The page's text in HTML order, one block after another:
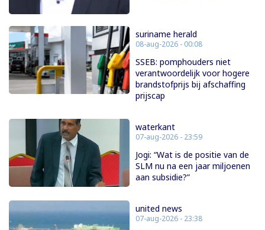
suriname herald
08-aug-2026 - 00:08
SSEB: pomphouders niet
verantwoordelijk voor hogere
brandstofprijs bij afschaffing
prijscap
waterkant
07-aug-2026 - 23:59
Jogi: “Wat is de positie van de
SLM nu na een jaar miljoenen
aan subsidie?”
united news
07-aug-2026 - 23:38